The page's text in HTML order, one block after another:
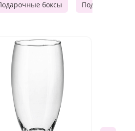
боксы Подарочные